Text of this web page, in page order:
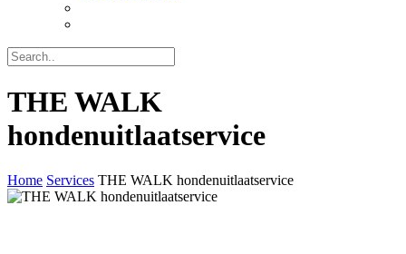
THE WALK
hondenuitlaatservice
Home Services THE WALK hondenuitlaatservice